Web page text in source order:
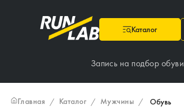
Каталог
Запись на подбор обуви
Главная / Каталог / Мужчины / Обувь